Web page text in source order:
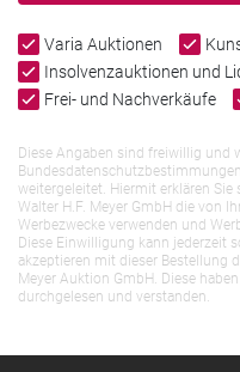
Varia Auktionen
Insolvenzauktionen und
Frei- und Nachverkäufe
Diese Angaben sind freiwillig und
weitergeleitet. Hiermit erklären
Walter H.F. Meyer GmbH die von
Werbezwecke verwenden und
Diese Einwilligung kann jederzeit
akzeptieren mit dieser Bestellung
Meyer Auktion GmbH. Diese
durchgelesen und verstanden.